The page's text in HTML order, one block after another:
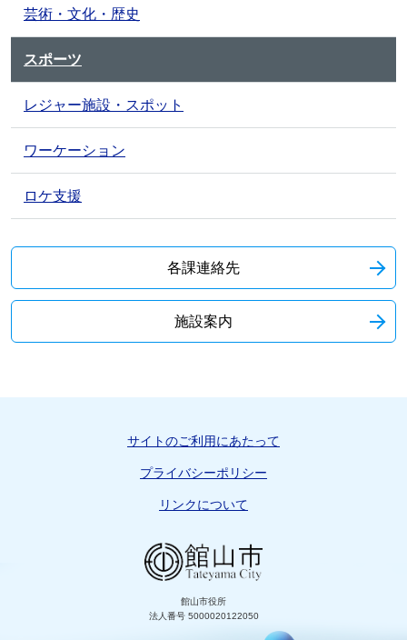
芸術・文化・歴史
スポーツ
レジャー施設・スポット
ワーケーション
ロケ支援
各課連絡先
施設案内
館山市役所
法人番号 5000020122050
サイトのご利用にあたって
プライバシーポリシー
リンクについて